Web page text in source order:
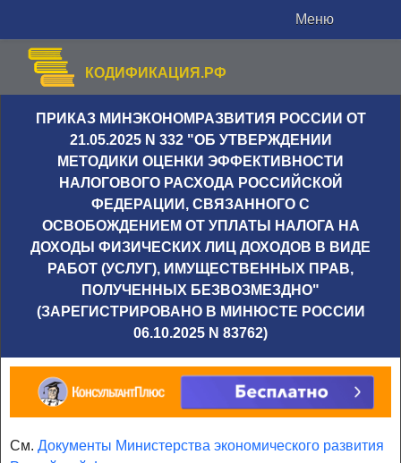
Меню
КОДИФИКАЦИЯ.РФ
ПРИКАЗ МИНЭКОНОМРАЗВИТИЯ РОССИИ ОТ
21.05.2025 N 332 "ОБ УТВЕРЖДЕНИИ
МЕТОДИКИ ОЦЕНКИ ЭФФЕКТИВНОСТИ
НАЛОГОВОГО РАСХОДА РОССИЙСКОЙ
ФЕДЕРАЦИИ, СВЯЗАННОГО С
ОСВОБОЖДЕНИЕМ ОТ УПЛАТЫ НАЛОГА НА
ДОХОДЫ ФИЗИЧЕСКИХ ЛИЦ ДОХОДОВ В ВИДЕ
РАБОТ (УСЛУГ), ИМУЩЕСТВЕННЫХ ПРАВ,
ПОЛУЧЕННЫХ БЕЗВОЗМЕЗДНО"
(ЗАРЕГИСТРИРОВАНО В МИНЮСТЕ РОССИИ
06.10.2025 N 83762)
См. Документы Министерства экономического развития